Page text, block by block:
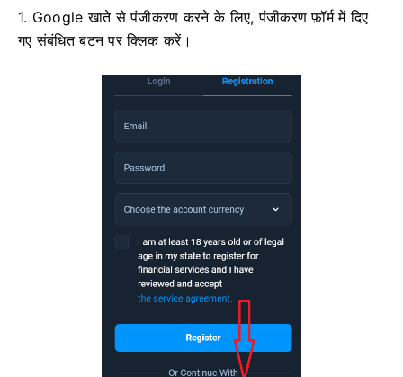
1. Google खाते से पंजीकरण करने के लिए, पंजीकरण फ़ॉर्म में दिए
गए संबंधित बटन पर क्लिक करें।